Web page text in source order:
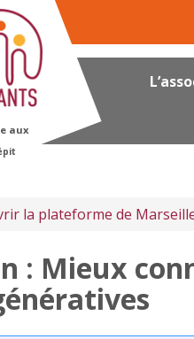
aux
la plateforme de
: Mieux